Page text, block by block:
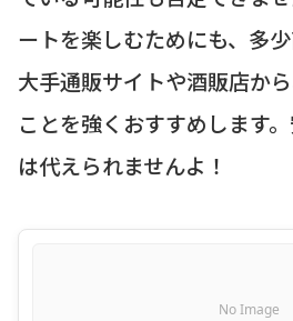
ートを楽しむためにも、多
大手通販サイトや酒販店か
ことを強くおすすめします
は代えられませんよ！
No Image